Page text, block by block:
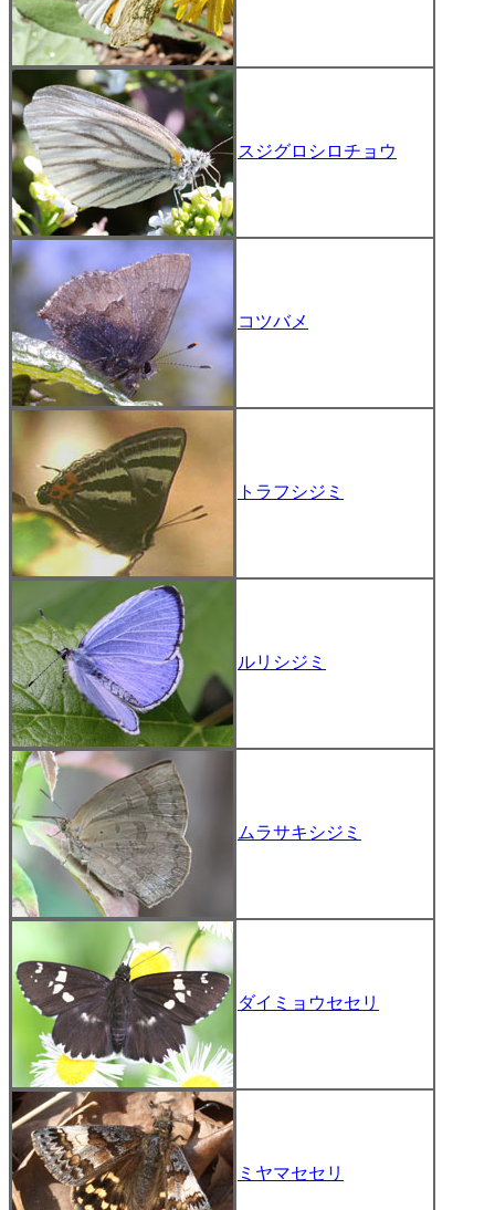
スジグロシロチョウ
コツバメ
トラフシジミ
ルリシジミ
ムラサキシジミ
ダイミョウセセリ
ミヤマセセリ